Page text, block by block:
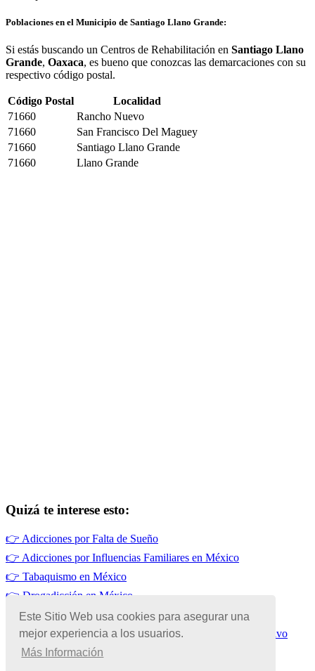
Este Sitio Web usa cookies para asegurar una
mejor experiencia a los usuarios.
Más Información
Poblaciones en el Municipio de Santiago Llano Grande:
Si estás buscando un Centros de Rehabilitación en Santiago Llano
Grande, Oaxaca, es bueno que conozcas las demarcaciones con su
respectivo código postal.
Código Postal
Localidad
71660
Rancho Nuevo
71660
San Francisco Del Maguey
71660
Santiago Llano Grande
71660
Llano Grande
Quizá te interese esto:
👉 Adicciones por Falta de Sueño
👉 Adicciones por Influencias Familiares en México
👉 Tabaquismo en México
👉 Drogadicción en México
👉Adicciones por Falta de Habilidades Sociales en México
👉Adicciones para Mejorar el Rendimiento Físico y Deportivo
© Copyright 2026 | Todos los Derechos Reservados